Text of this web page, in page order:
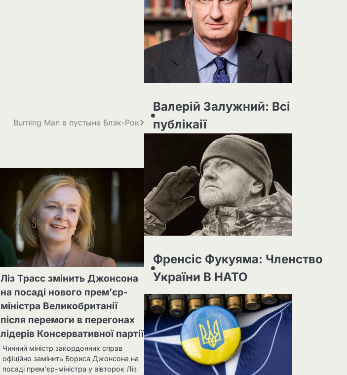
Burning Man в пустыне Блэк-Рок
Ліз Трасс змінить Джонсона
на посаді нового прем’єр-
міністра Великобританії
після перемоги в перегонах
лідерів Консервативної партії
Чинний міністр закордонних справ
офіційно замінить Бориса Джонсона на
посаді прем’єр-міністра у вівторок Ліз
Валерій Залужний: Всі
публікаії
Френсіс Фукуяма: Членство
України В НАТО